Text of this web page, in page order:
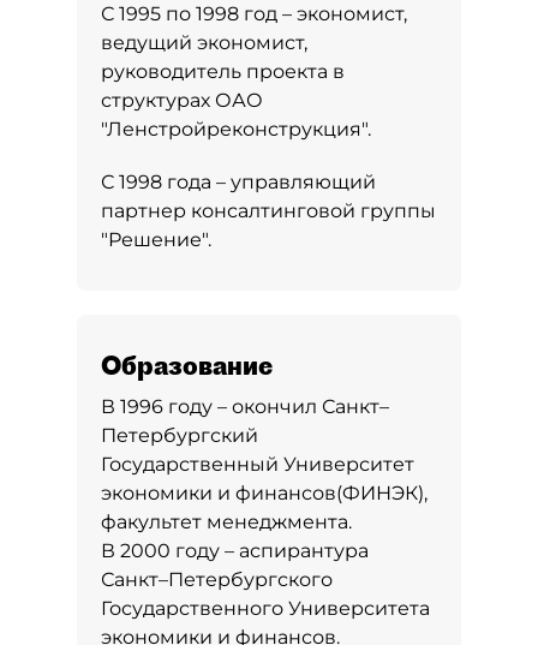
С 1995 по 1998 год – экономист,
ведущий экономист,
руководитель проекта в
структурах ОАО
"Ленстройреконструкция".
С 1998 года – управляющий
партнер консалтинговой группы
"Решение".
Образование
В 1996 году – окончил Санкт–
Петербургский
Государственный Университет
экономики и финансов(ФИНЭК),
факультет менеджмента.
В 2000 году – аспирантура
Санкт–Петербургского
Государственного Университета
экономики и финансов.